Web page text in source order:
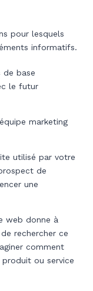
pour lesquels
informatifs.
base
le futur
marketing
utilisé par votre
de
une
web donne à
rechercher ce
comment
ou service